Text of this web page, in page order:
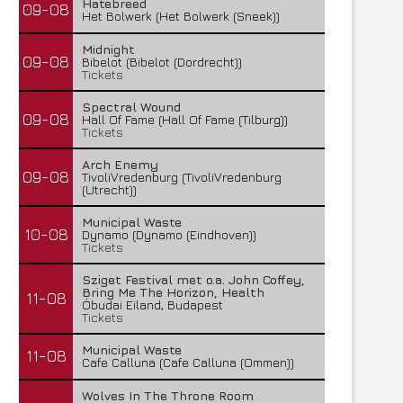
09-08
Hatebreed
Het Bolwerk (Het Bolwerk (Sneek))
09-08
Midnight
Bibelot (Bibelot (Dordrecht))
Tickets
09-08
Spectral Wound
Hall Of Fame (Hall Of Fame (Tilburg))
Tickets
09-08
Arch Enemy
TivoliVredenburg (TivoliVredenburg
(Utrecht))
10-08
Municipal Waste
Dynamo (Dynamo (Eindhoven))
Tickets
11-08
Sziget Festival met o.a. John Coffey,
Bring Me The Horizon, Health
Óbudai Eiland, Budapest
Tickets
11-08
Municipal Waste
Cafe Calluna (Cafe Calluna (Ommen))
Wolves In The Throne Room